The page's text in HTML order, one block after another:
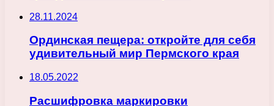
28.11.2024
Ординская пещера: откройте для себя
удивительный мир Пермского края
18.05.2022
Расшифровка маркировки